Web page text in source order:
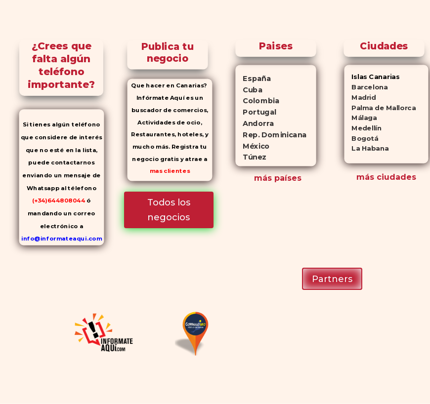
¿Crees que
falta algún
teléfono
importante?
Si tienes algún teléfono
que considere de interés
que no esté en la lista,
puede contactarnos
enviando un mensaje de
Whatsapp al télefono
(+34)644808044 ó
mandando un correo
electrónico a
info@informateaqui.com
Mientras que antes la
permitido la producción de
alternativas genéricas tanto
Publica tu
negocio
Que hacer en Canarias?
Infórmate Aquí es un
buscador de comercios,
Actividades de ocio,
Restaurantes, hoteles, y
mucho más. Registra tu
negocio gratis y atrae a
mas clientes
Todos los
negocios
Paises
España
Cuba
Colombia
Portugal
Andorra
Rep. Dominicana
México
Túnez
más países
Ciudades
Islas Canarias
Barcelona
Madrid
Palma de Mallorca
Málaga
Medellín
Bogotá
La Habana
más ciudades
Partners